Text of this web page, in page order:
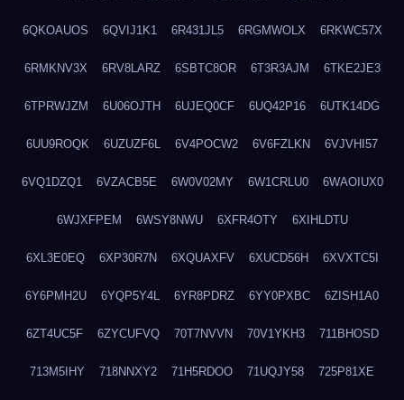
6QKOAUOS 6QVIJ1K1 6R431JL5 6RGMWOLX 6RKWC57X
6RMKNV3X 6RV8LARZ 6SBTC8OR 6T3R3AJM 6TKE2JE3
6TPRWJZM 6U06OJTH 6UJEQ0CF 6UQ42P16 6UTK14DG
6UU9ROQK 6UZUZF6L 6V4POCW2 6V6FZLKN 6VJVHI57
6VQ1DZQ1 6VZACB5E 6W0V02MY 6W1CRLU0 6WAOIUX0
6WJXFPEM 6WSY8NWU 6XFR4OTY 6XIHLDTU
6XL3E0EQ 6XP30R7N 6XQUAXFV 6XUCD56H 6XVXTC5I
6Y6PMH2U 6YQP5Y4L 6YR8PDRZ 6YY0PXBC 6ZISH1A0
6ZT4UC5F 6ZYCUFVQ 70T7NVVN 70V1YKH3 711BHOSD
713M5IHY 718NNXY2 71H5RDOO 71UQJY58 725P81XE